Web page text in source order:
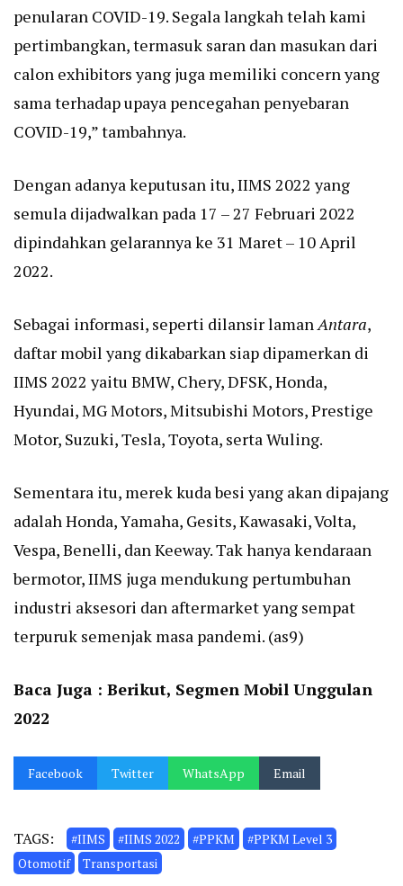
penularan COVID-19. Segala langkah telah kami
pertimbangkan, termasuk saran dan masukan dari
calon exhibitors yang juga memiliki concern yang
sama terhadap upaya pencegahan penyebaran
COVID-19,” tambahnya.
Dengan adanya keputusan itu, IIMS 2022 yang
semula dijadwalkan pada 17 – 27 Februari 2022
dipindahkan gelarannya ke 31 Maret – 10 April
2022.
Sebagai informasi, seperti dilansir lamanAntara,
daftar mobil yang dikabarkan siap dipamerkan di
IIMS 2022 yaitu BMW, Chery, DFSK, Honda,
Hyundai, MG Motors, Mitsubishi Motors, Prestige
Motor, Suzuki, Tesla, Toyota, serta Wuling.
Sementara itu, merek kuda besi yang akan dipajang
adalah Honda, Yamaha, Gesits, Kawasaki, Volta,
Vespa, Benelli, dan Keeway. Tak hanya kendaraan
bermotor, IIMS juga mendukung pertumbuhan
industri aksesori dan aftermarket yang sempat
terpuruk semenjak masa pandemi. (as9)
Baca Juga : Berikut, Segmen Mobil Unggulan
2022
Facebook Twitter WhatsApp Email
TAGS: #IIMS #IIMS 2022 #PPKM
#PPKM Level 3
Otomotif
Transportasi